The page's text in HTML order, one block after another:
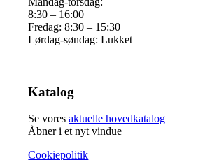
8:30 – 16:00
Fredag: 8:30 – 15:30
Lørdag-søndag: Lukket
Katalog
Se voresaktuelle hovedkatalog
Åbner i et nyt vindue
Cookiepolitik